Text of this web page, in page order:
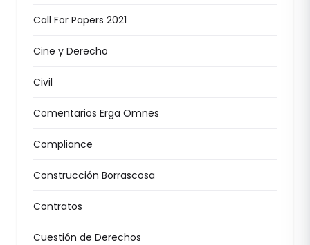
Call For Papers 2021
Cine y Derecho
Civil
Comentarios Erga Omnes
Compliance
Construcción Borrascosa
Contratos
Cuestión de Derechos